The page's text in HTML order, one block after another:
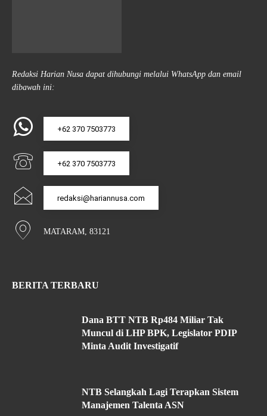
Redaksi Harian Nusa dapat dihubungi melalui WhatsApp dan email
dibawah ini:
+62 370 7503773
+62 370 7503773
redaksi@hariannusa.com
MATARAM, 83121
BERITA TERBARU
Dana BTT NTB Rp484 Miliar Tak
Muncul di LHP BPK, Legislator PDIP
Minta Audit Investigatif
NTB Selangkah Lagi Terapkan Sistem
Manajemen Talenta ASN